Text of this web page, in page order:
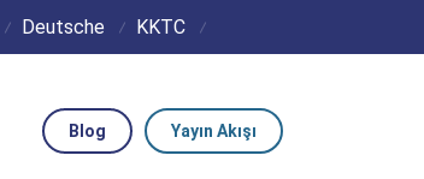
Deutsche KKTC
Yayın Akışı
Blog